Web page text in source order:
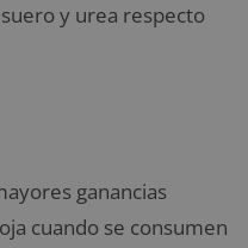
y urea respecto
ganancias
cuando se consumen